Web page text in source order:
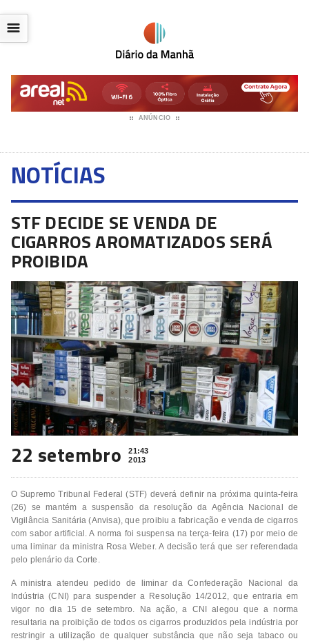
ANÚNCIO
☰
NOTÍCIAS
STF DECIDE SE VENDA DE
CIGARROS AROMATIZADOS SERÁ
PROIBIDA
22 setembro
21:43
2013
O Supremo Tribunal Federal (STF) deverá definir na próxima quinta-feira
(26) se mantém a suspensão da resolução da Agência Nacional de
Vigilância Sanitária (Anvisa), que proibiu a fabricação e venda de cigarros
com sabor artificial. A norma foi suspensa na terça-feira (17) por meio de
uma liminar da ministra Rosa Weber. A decisão terá que ser referendada
pelo plenário da Corte.
A ministra atendeu pedido de liminar da Confederação Nacional da
Indústria (CNI) para suspender a Resolução 14/2012, que entraria em
vigor no dia 15 de setembro. Na ação, a CNI alegou que a norma
resultaria na proibição de todos os cigarros produzidos pela indústria por
restringir a utilização de qualquer substância que não seja tabaco ou